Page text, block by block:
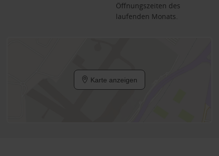
Öffnungszeiten des
laufenden Monats.
Karte anzeigen